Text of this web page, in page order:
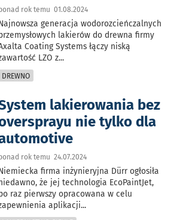
rok temu 01.08.2024
generacja wodorozcieńczalnych
lakierów do drewna firmy
Coating Systems łączy niską
LZO z...
DREWNO
lakierowania bez
nie tylko dla
rok temu 24.07.2024
firma inżynieryjna Dürr ogłosiła
że jej technologia EcoPaintJet,
raz pierwszy opracowana w celu
aplikacji...